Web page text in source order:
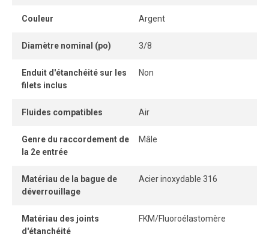
connexion et une déconnexion instantanées, sans outil,
pour un assemblage simple et sécuritaire.
parfaitement étanche, garantissant une performance
constante et un débit optimal.
Couleur Argent
Diamètre nominal (po) 3/8
Enduit d'étanchéité sur les
filets inclus
Non
Fluides compatibles Air
Genre du raccordement de
la 2e entrée
Mâle
Matériau de la bague de
déverrouillage
Acier inoxydable 316
Matériau des joints
d'étanchéité
FKM/Fluoroélastomère